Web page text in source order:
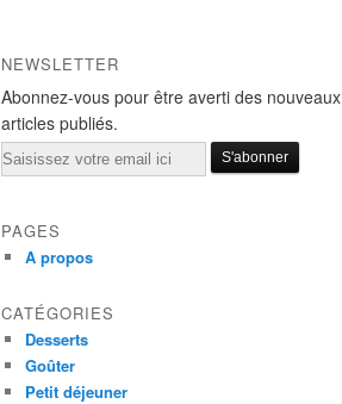
NEWSLETTER
Abonnez-vous pour être averti des nouveaux
articles publiés.
Email
PAGES
A propos
CATÉGORIES
Desserts
Goûter
Petit déjeuner